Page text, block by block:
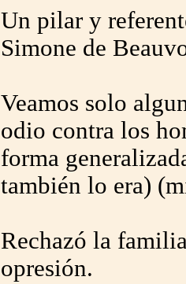
Un pilar y
Simone de
Veamos solo
odio contra los
forma
también lo era)
Rechazó la
opresión.